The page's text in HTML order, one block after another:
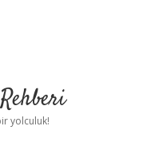
yolculuk!